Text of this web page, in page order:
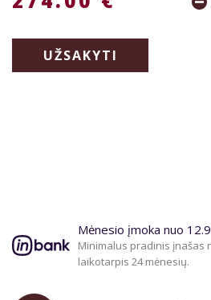
UŽSAKYTI
Mėnesio įmoka nuo
Minimalus pradinis įnašas
laikotarpis 24 mėnesių.